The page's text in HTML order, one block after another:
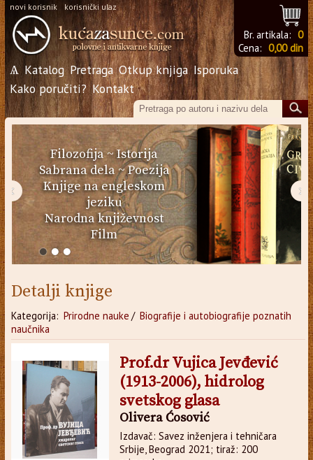
novi korisnik korisnički ulaz
Br. artikala: 0
Cena: 0,00 din
Ѧ Katalog Pretraga Otkup knjiga Isporuka
Kako poručiti? Kontakt
Filozofija~Istorija
Sabrana dela~Poezija
Knjige na engleskom
jeziku
Narodna književnost
Film
‹ ›
Detalji knjige
Kategorija: Prirodne nauke / Biografije i autobiografije poznatih
naučnika
Prof.dr Vujica Jevđević
(1913-2006), hidrolog
svetskog glasa
Olivera Ćosović
Izdavač: Savez inženjera i tehničara
Srbije, Beograd 2021; tiraž: 200